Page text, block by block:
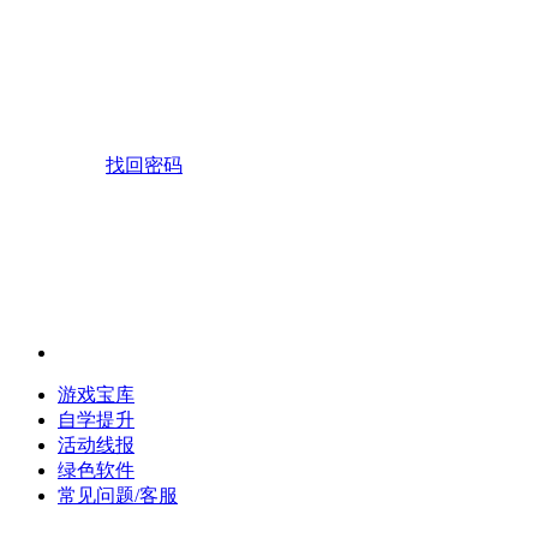
找回密码
游戏宝库
自学提升
活动线报
绿色软件
常见问题/客服